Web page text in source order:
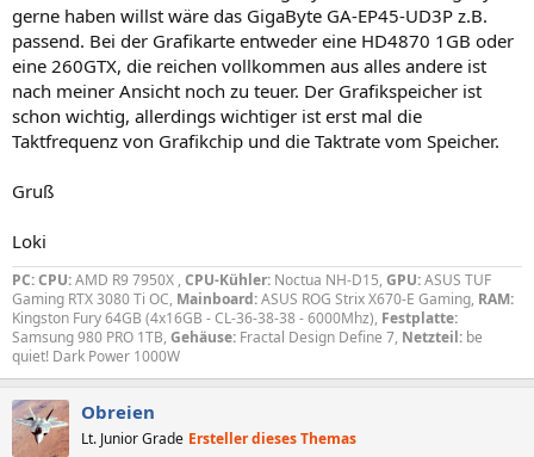
gerne haben willst wäre das GigaByte GA-EP45-UD3P z.B.
passend. Bei der Grafikarte entweder eine HD4870 1GB oder
eine 260GTX, die reichen vollkommen aus alles andere ist
nach meiner Ansicht noch zu teuer. Der Grafikspeicher ist
schon wichtig, allerdings wichtiger ist erst mal die
Taktfrequenz von Grafikchip und die Taktrate vom Speicher.
Gruß
Loki
PC:CPU:AMD R9 7950X , CPU-Kühler: Noctua NH-D15, GPU:ASUS TUF
Gaming RTX 3080 Ti OC, Mainboard:ASUS ROG Strix X670-E Gaming, RAM:
Kingston Fury 64GB (4x16GB - CL-36-38-38 - 6000Mhz), Festplatte:
Samsung 980 PRO 1TB, Gehäuse: Fractal Design Define 7, Netzteil: be
quiet! Dark Power 1000W
Obreien
Lt. Junior Grade Ersteller dieses Themas